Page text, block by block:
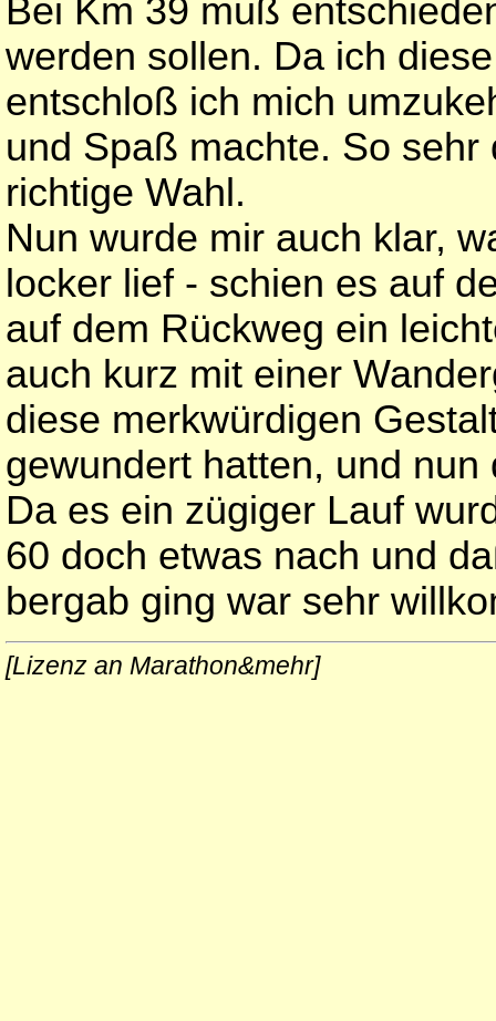
Bei Km 39 muß
werden sollen. Da ich
entschloß ich mich
und Spaß machte. So
richtige Wahl.
Nun wurde mir auch klar,
locker lief - schien es auf
auf dem Rückweg ein
auch kurz mit einer
diese merkwürdigen
gewundert hatten, und
Da es ein zügiger Lauf
60 doch etwas nach und
bergab ging war sehr
[Lizenz an Marathon&mehr]